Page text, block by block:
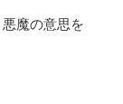
魔の意思を